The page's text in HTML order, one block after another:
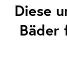
Diese
Bäder